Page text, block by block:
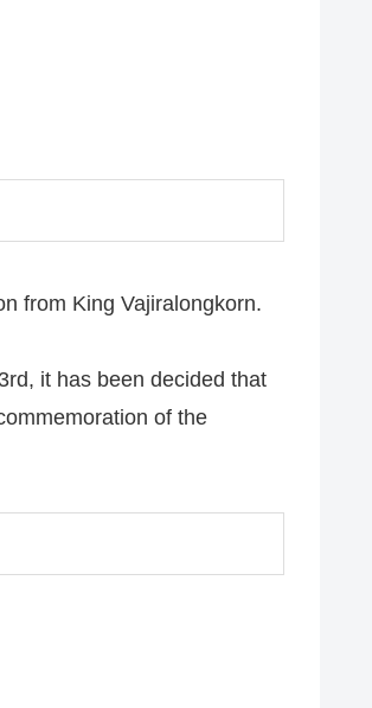
from King Vajiralongkorn.
it has been decided that
of the